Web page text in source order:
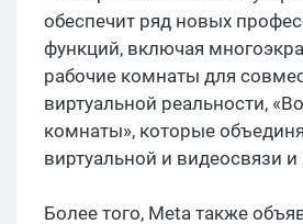
обеспечит ряд новых
функций, включая
рабочие комнаты для
виртуальной реальности,
комнаты», которые
виртуальной и видеосвязи и
Более того, Meta также